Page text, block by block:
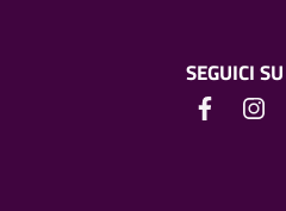
SEGUICI SU